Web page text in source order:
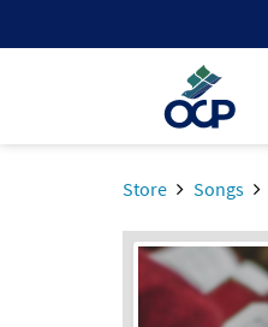
Store Songs